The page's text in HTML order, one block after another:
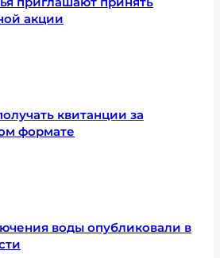
акции
квитанции за
формате
воды опубликовали в